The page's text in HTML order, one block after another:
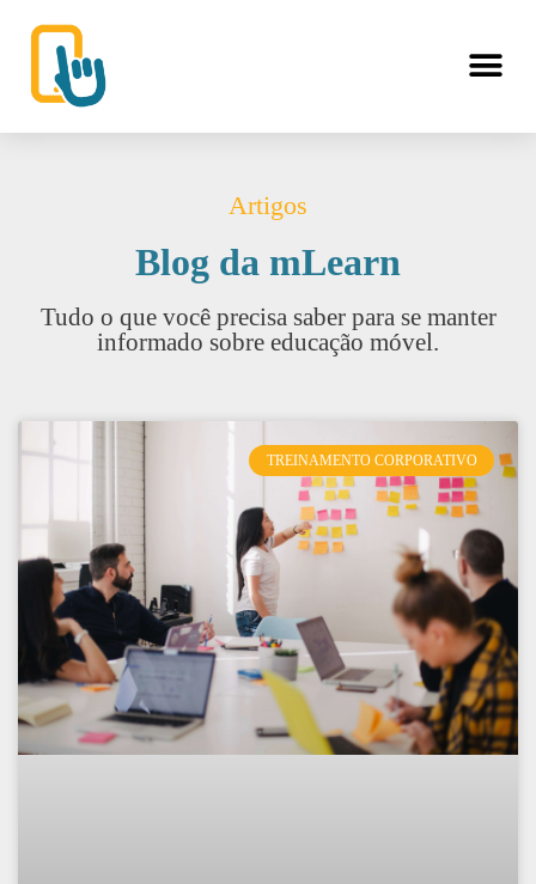
Artigos
Blog da mLearn
Tudo o que você precisa saber para se manter
informado sobre educação móvel.
TREINAMENTO CORPORATIVO